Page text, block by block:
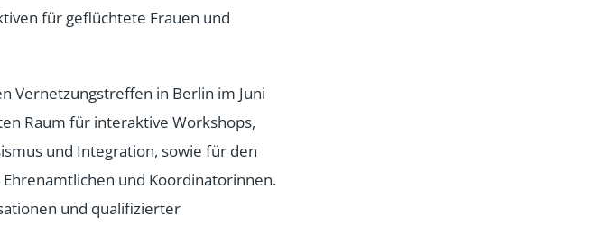
für geflüchtete Frauen und
Vernetzungstreffen in Berlin im Juni
Raum für interaktive Workshops,
und Integration, sowie für den
und Koordinatorinnen.
und qualifizierter